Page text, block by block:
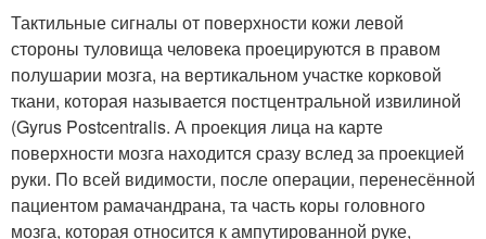
Тактильные сигналы от поверхности кожи левой
стороны туловища человека проецируются в правом
полушарии мозга, на вертикальном участке корковой
ткани, которая называется постцентральной извилиной
(Gyrus Postcentralis. А проекция лица на карте
поверхности мозга находится сразу вслед за проекцией
руки. По всей видимости, после операции, перенесённой
пациентом рамачандрана, та часть коры головного
мозга, которая относится к ампутированной руке,